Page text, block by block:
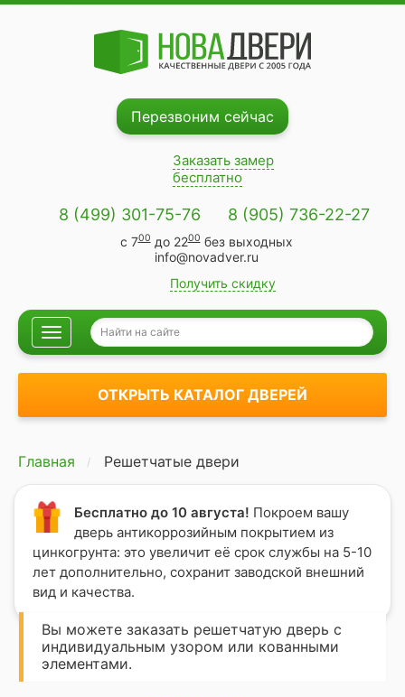
Перезвоним сейчас
Заказать замер
бесплатно
8 (499) 301-75-76 8 (905) 736-22-27
с 700до 2200без выходных
info@novadver.ru
Получить скидку
ОТКРЫТЬ КАТАЛОГ ДВЕРЕЙ
Главная Решетчатые двери
Бесплатно до 10 августа! Покроем вашу
дверь антикоррозийным покрытием из
цинкогрунта: это увеличит её срок службы на 5-10
лет дополнительно, сохранит заводской внешний
вид и качества.
Вы можете заказать решетчатую дверь с
индивидуальным узором или кованными
элементами.